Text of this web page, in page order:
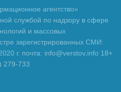
агентство»
службой по надзору в сфере
и массовых
зарегистрированных СМИ:
г. почта: info@verstov.info 18+
279-733